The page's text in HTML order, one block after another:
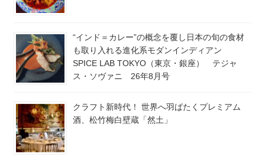
“インド＝カレー”の概念を覆し日本の旬の食材
も取り入れる進化系モダンインディアン
SPICE LAB TOKYO（東京・銀座） テジャ
ス・ソヴァニ 26年8月号
クラフト新時代！ 世界へ羽ばたくプレミアム
酒、松竹梅白壁蔵「然土」